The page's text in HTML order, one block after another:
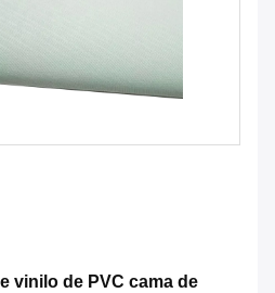
vinilo de PVC cama de